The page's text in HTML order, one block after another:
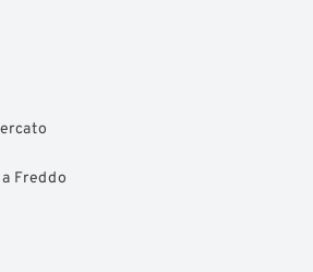
Freddo